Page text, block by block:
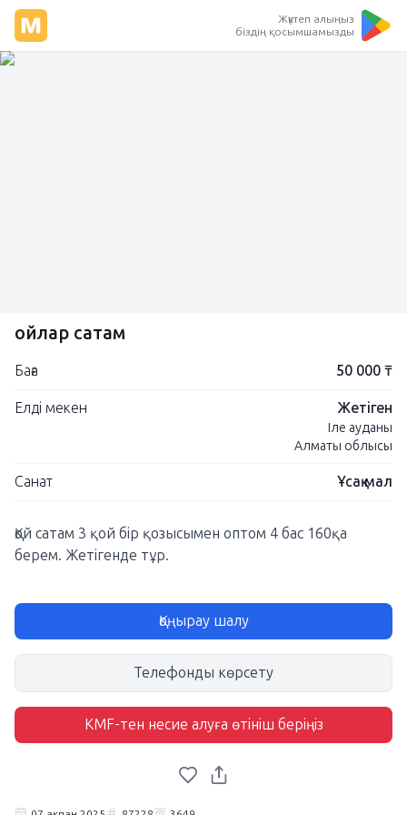
Жүктеп алыңыз
біздің қосымшамызды
Қойлар сатам
Баға 50 000 ₸
Елді мекен Жетіген
Іле ауданы
Алматы облысы
Санат Ұсақ мал
Қой сатам 3 қой бір қозысымен оптом 4 бас 160қа
берем. Жетігенде тұр.
Қоңырау шалу
Телефонды көрсету
KMF-тен несие алуға өтініш беріңіз